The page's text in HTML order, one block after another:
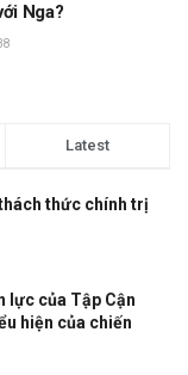
Nga?
Latest
thức chính trị
lực của Tập Cận
hiện của chiến